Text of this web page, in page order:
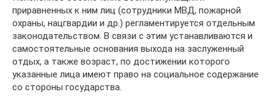
приравненных к ним лиц (сотрудники МВД, пожарной
охраны, нацгвардии и др.) регламентируется отдельным
законодательством. В связи с этим устанавливаются и
самостоятельные основания выхода на заслуженный
отдых, а также возраст, по достижении которого
указанные лица имеют право на социальное содержание
со стороны государства.